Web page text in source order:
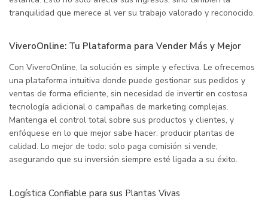
tranquilidad que merece al ver su trabajo valorado y reconocido.
ViveroOnline: Tu Plataforma para Vender Más y Mejor
Con ViveroOnline, la solución es simple y efectiva. Le ofrecemos
una plataforma intuitiva donde puede gestionar sus pedidos y
ventas de forma eficiente, sin necesidad de invertir en costosa
tecnología adicional o campañas de marketing complejas.
Mantenga el control total sobre sus productos y clientes, y
enfóquese en lo que mejor sabe hacer: producir plantas de
calidad. Lo mejor de todo: solo paga comisión si vende,
asegurando que su inversión siempre esté ligada a su éxito.
Logística Confiable para sus Plantas Vivas